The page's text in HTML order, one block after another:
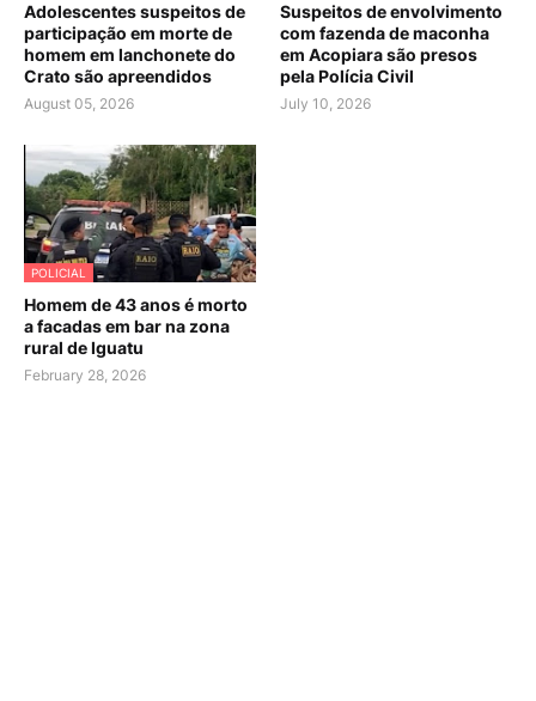
Adolescentes suspeitos de
participação em morte de
homem em lanchonete do
Crato são apreendidos
August 05, 2026
Suspeitos de envolvimento
com fazenda de maconha
em Acopiara são presos
pela Polícia Civil
July 10, 2026
POLICIAL
Homem de 43 anos é morto
a facadas em bar na zona
rural de Iguatu
February 28, 2026